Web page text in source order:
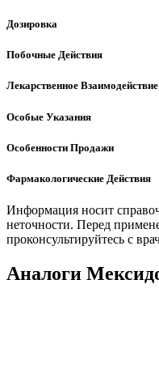
Дозировка
Побочные Действия
Лекарственное Взаимодействие
Особые Указания
Особенности Продажи
Фармакологические Действия
Информация носит
неточности. Перед
проконсультируйтесь с
Аналоги